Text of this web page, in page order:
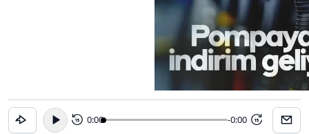
15 0:00 -0:00 15